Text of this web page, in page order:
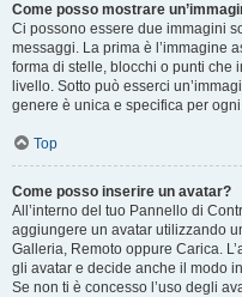
Come posso mostrare
Ci possono essere due immagini
messaggi. La prima è l’immagine
forma di stelle, blocchi o punti che
livello. Sotto può esserci
genere è unica e specifica per
Top
Come posso inserire un avatar?
All’interno del tuo Pannello di
aggiungere un avatar utilizzando
Galleria, Remoto oppure Carica.
gli avatar e decide anche il modo
Se non ti è concesso l’uso degli